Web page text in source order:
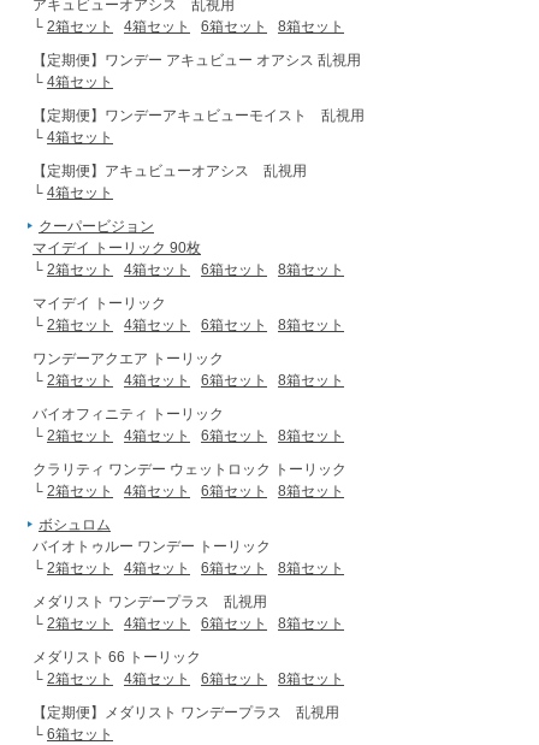
アキュビューオアシス 乱視用
└ 2箱セット 4箱セット 6箱セット
8箱セット
【定期便】ワンデー アキュビュー オアシス 乱視用
└ 4箱セット
【定期便】ワンデーアキュビューモイスト 乱視用
└ 4箱セット
【定期便】アキュビューオアシス 乱視用
└ 4箱セット
クーパービジョン
マイデイ トーリック 90枚
└ 2箱セット 4箱セット 6箱セット
8箱セット
マイデイ トーリック
└ 2箱セット 4箱セット 6箱セット
8箱セット
ワンデーアクエア トーリック
└ 2箱セット 4箱セット 6箱セット
8箱セット
バイオフィニティ トーリック
└ 2箱セット 4箱セット 6箱セット
8箱セット
クラリティ ワンデー ウェットロック トーリック
└ 2箱セット 4箱セット 6箱セット
8箱セット
ボシュロム
バイオトゥルー ワンデー トーリック
└ 2箱セット 4箱セット 6箱セット
8箱セット
メダリスト ワンデープラス 乱視用
└ 2箱セット 4箱セット 6箱セット
8箱セット
メダリスト 66 トーリック
└ 2箱セット 4箱セット 6箱セット
8箱セット
【定期便】メダリスト ワンデープラス 乱視用
└ 6箱セット